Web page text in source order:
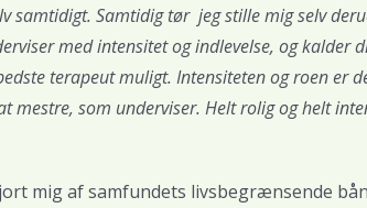
samtidigt. Samtidig tør jeg stille mig selv
med intensitet og indlevelse, og kalder
terapeut muligt. Intensiteten og roen er
mestre, som underviser. Helt rolig og helt
mig af samfundets livsbegrænsende